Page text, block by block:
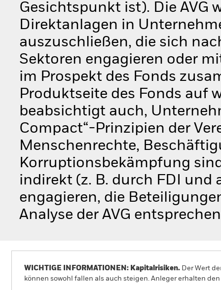
Gesichtspunkt ist). Die AVG
Direktanlagen in
auszuschließen, die sich
Sektoren engagieren oder
im Prospekt des Fonds
Produktseite des Fonds auf
beabsichtigt auch,
Compact“-Prinzipien der
Menschenrechte,
Korruptionsbekämpfung
indirekt (z. B. durch FDI und
engagieren, die
Analyse der AVG
WICHTIGE INFORMATIONEN: Kapitalrisiken. Der Wert
können sowohl fallen als auch steigen. Anleger erhalten